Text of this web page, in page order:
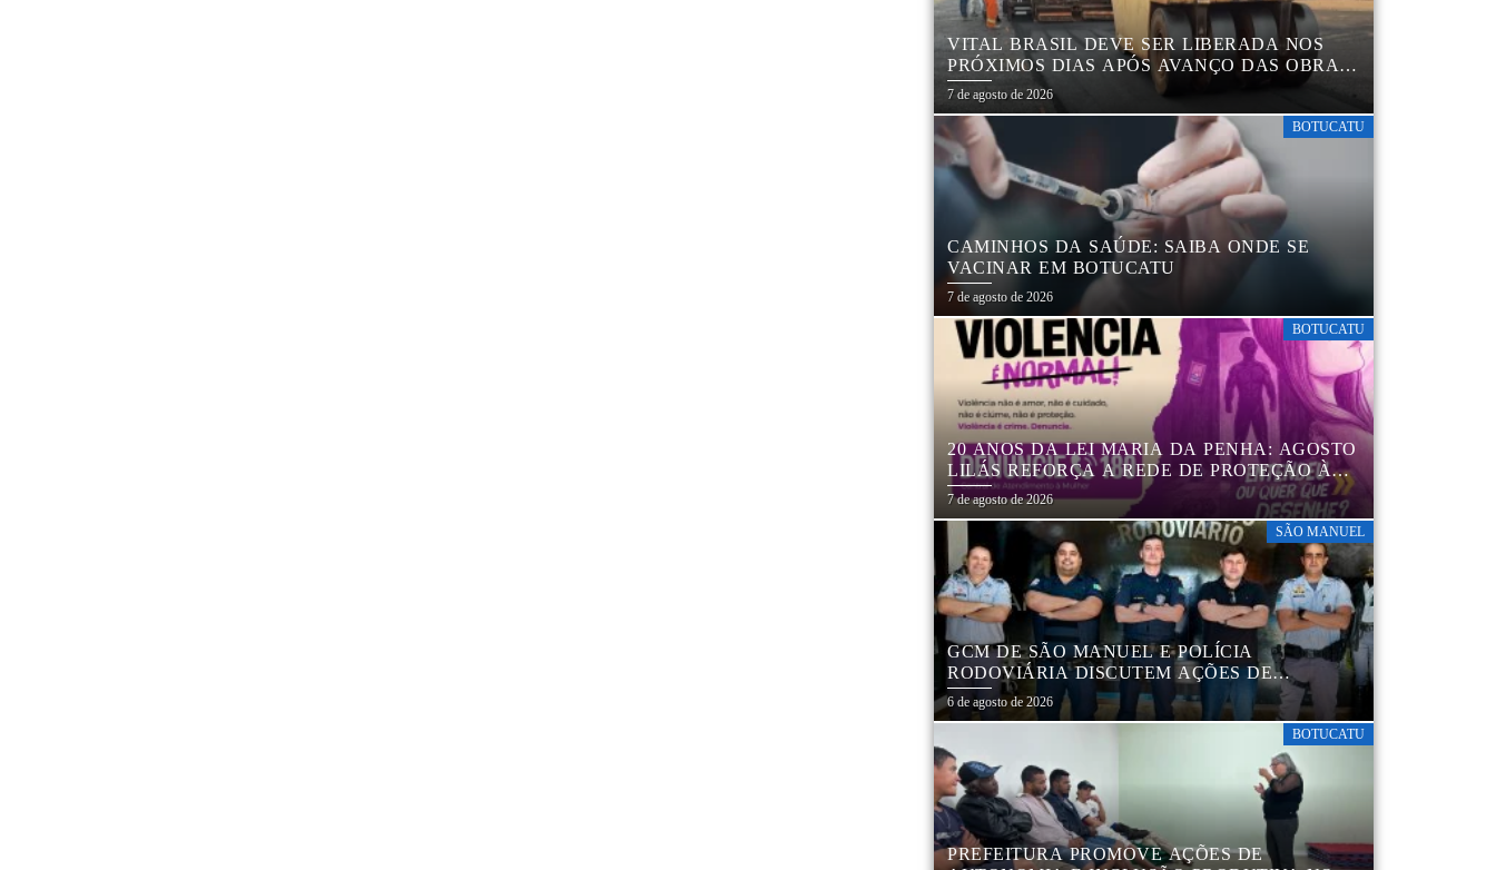
VITAL BRASIL DEVE SER LIBERADA NOS
PRÓXIMOS DIAS APÓS AVANÇO DAS OBRAS
NA REGIÃO DA RODOVIÁRIA
7 de agosto de 2026
BOTUCATU
CAMINHOS DA SAÚDE: SAIBA ONDE SE
VACINAR EM BOTUCATU
7 de agosto de 2026
BOTUCATU
20 ANOS DA LEI MARIA DA PENHA: AGOSTO
LILÁS REFORÇA A REDE DE PROTEÇÃO ÀS
MULHERES EM BOTUCATU
7 de agosto de 2026
SÃO MANUEL
GCM DE SÃO MANUEL E POLÍCIA
RODOVIÁRIA DISCUTEM AÇÕES DE
EDUCAÇÃO E SEGURANÇA NO TRÂNSITO
6 de agosto de 2026
BOTUCATU
PREFEITURA PROMOVE AÇÕES DE